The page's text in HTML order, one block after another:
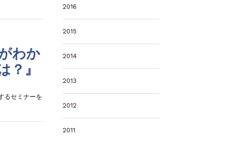
わか
？』
るセミナーを
2016
2015
2014
2013
2012
2011